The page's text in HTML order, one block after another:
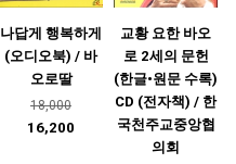
나답게 행복하게
(오디오북) / 바
오로딸
18,000
16,200
교황 요한 바오
로 2세의 문헌
(한글•원문 수록)
CD (전자책) / 한
국천주교중앙협
의회